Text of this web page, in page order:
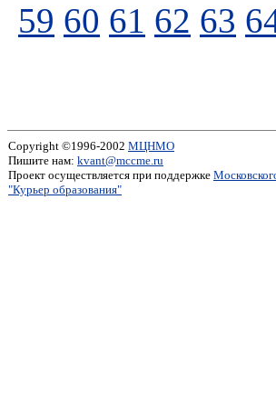
59 60 61 62 63
Copyright ©1996-2002 МЦНМО
Пишите нам: kvant@mccme.ru
Проект осуществляется при поддержке
"Курьер образования"